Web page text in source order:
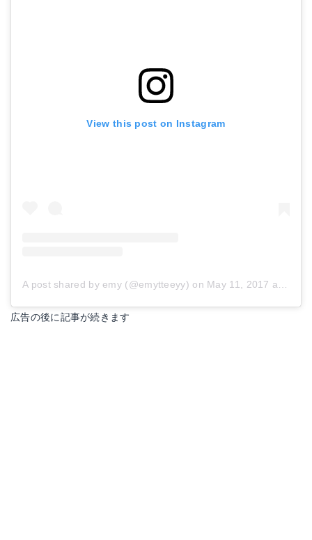
View this post on Instagram
A post shared by emy (@emytteeyy) on May 11, 2017 at 4:12pm PDT
広告の後に記事が続きます